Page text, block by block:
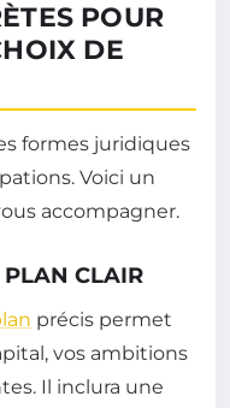
POUR
DE
formes juridiques
Voici un
accompagner.
PLAN CLAIR
précis permet
vos ambitions
Il inclura une